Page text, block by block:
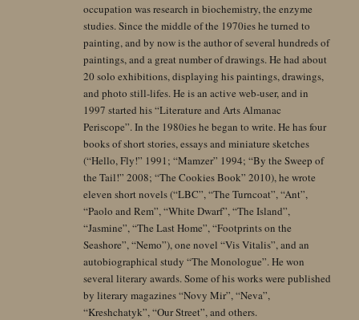
occupation was research in biochemistry, the enzyme
studies. Since the middle of the 1970ies he turned to
painting, and by now is the author of several hundreds of
paintings, and a great number of drawings. He had about
20 solo exhibitions, displaying his paintings, drawings,
and photo still-lifes. He is an active web-user, and in
1997 started his “Literature and Arts Almanac
Periscope”. In the 1980ies he began to write. He has four
books of short stories, essays and miniature sketches
(“Hello, Fly!” 1991; “Mamzer” 1994; “By the Sweep of
the Tail!” 2008; “The Cookies Book” 2010), he wrote
eleven short novels (“LBC”, “The Turncoat”, “Ant”,
“Paolo and Rem”, “White Dwarf”, “The Island”,
“Jasmine”, “The Last Home”, “Footprints on the
Seashore”, “Nemo”), one novel “Vis Vitalis”, and an
autobiographical study “The Monologue”. He won
several literary awards. Some of his works were published
by literary magazines “Novy Mir”, “Neva”,
“Kreshchatyk”, “Our Street”, and others.